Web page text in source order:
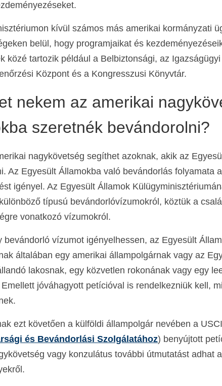
kívül számos más amerikai kormányzati
belül, hogy programjaikat és
közé tartozik például a Belbiztonsági, az
Központ és a Kongresszusi Könyvtár.
nekem az amerikai
szeretnék bevándorolni?
nagykövetség segíthet azoknak, akik az
Az Egyesült Államokba való bevándorlás folyamata
igényel. Az Egyesült Államok
típusú bevándorlóvízumokról, köztük a
vonatkozó vízumokról.
bevándorló vízumot igényelhessen, az Egyesült
általában egy amerikai állampolgárnak vagy az
lakosnak, egy közvetlen rokonának vagy egy
jóváhagyott petícióval is rendelkezniük kell,
ezt követően a külföldi állampolgár nevében a
és Bevándorlási Szolgálatához) benyújtott
vagy konzulátus további útmutatást adhat